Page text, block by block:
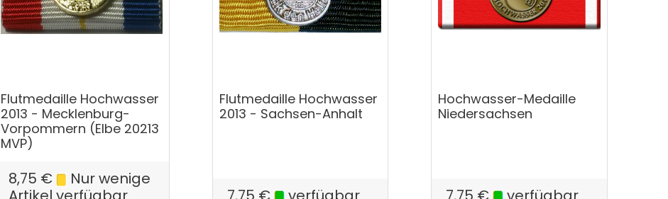
Flutmedaille Hochwasser
2013 - Mecklenburg-
Vorpommern (Elbe 20213
MVP)
8,75 €
Nur wenige
Flutmedaille Hochwasser
2013 - Sachsen-Anhalt
Hochwasser-Medaille
Niedersachsen